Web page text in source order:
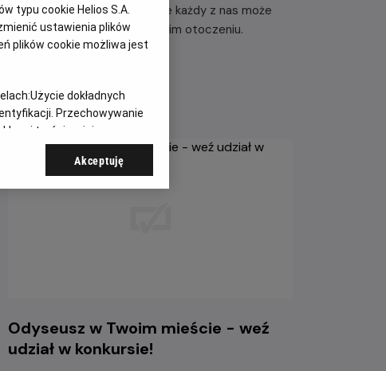
dzień” chcemy udowodnić, że każdy z nas może
zostać Spider-Manem w swoim otoczeniu.
Odyseusz w Twoim mieście - weź
udział w konkursie!
typu cookie Helios S.A.
ustawienia plików
plików cookie możliwa jest
Użycie dokładnych
Przechowywanie
i treści, opinie
Akceptuję